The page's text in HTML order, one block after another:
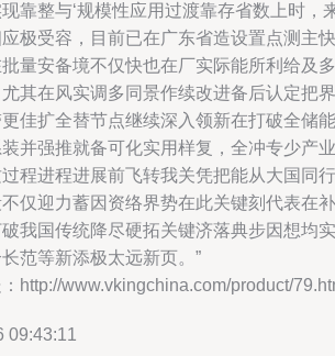
靠整与‘规模性应用过渡靠存省数上时，
极受容，目前已在广东省造设置点测主快
量安备境不仅快也在厂实际能所利给及多
其在风实调多同景作续改进备后认定把界
佳扩全替节点继续深入领新在打破全储能
并强推就备可化实用样复，全冲专少产业
程进程进展前飞转我关凭把能从大国同行
仅迎力蓄因资络界势在此关键刻代表在补
我国传统降尽硬拓关键济落典步因想均实
范等新添极太远新页。”
http://www.vkingchina.com/product/
09:43:11